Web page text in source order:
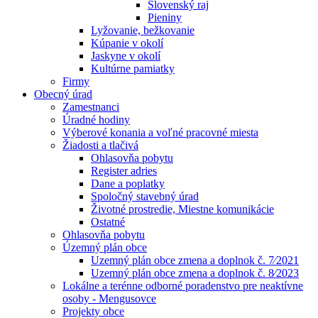
Slovenský raj
Pieniny
Lyžovanie, bežkovanie
Kúpanie v okolí
Jaskyne v okolí
Kultúrne pamiatky
Firmy
Obecný úrad
Zamestnanci
Úradné hodiny
Výberové konania a voľné pracovné miesta
Žiadosti a tlačivá
Ohlasovňa pobytu
Register adries
Dane a poplatky
Spoločný stavebný úrad
Životné prostredie, Miestne komunikácie
Ostatné
Ohlasovňa pobytu
Územný plán obce
Uzemný plán obce zmena a doplnok č. 7⁄2021
Uzemný plán obce zmena a doplnok č. 8⁄2023
Lokálne a terénne odborné poradenstvo pre neaktívne
osoby - Mengusovce
Projekty obce